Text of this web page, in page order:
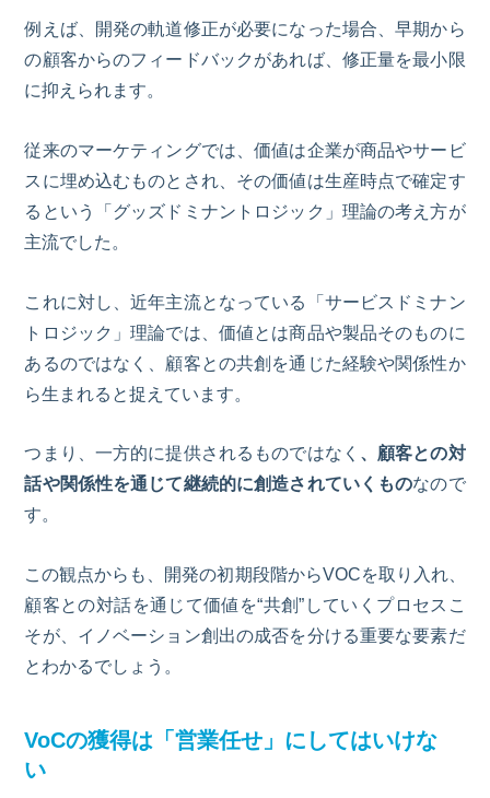
例えば、開発の軌道修正が必要になった場合、早期から
の顧客からのフィードバックがあれば、修正量を最小限
に抑えられます。
従来のマーケティングでは、価値は企業が商品やサービ
スに埋め込むものとされ、その価値は生産時点で確定す
るという「グッズドミナントロジック」理論の考え方が
主流でした。
これに対し、近年主流となっている「サービスドミナン
トロジック」理論では、価値とは商品や製品そのものに
あるのではなく、顧客との共創を通じた経験や関係性か
ら生まれると捉えています。
つまり、一方的に提供されるものではなく 、顧客との対
話や関係性を通じて継続的に創造されていくものなので
す。
この観点からも、開発の初期段階からVOCを取り入れ、
顧客との対話を通じて価値を“共創”していくプロセスこ
そが、イノベーション創出の成否を分ける重要な要素だ
とわかるでしょう。
VoCの獲得は「営業任せ」にしてはいけな
い